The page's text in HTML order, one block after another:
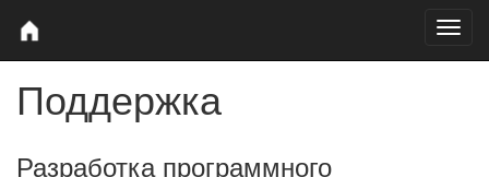
Поддержка
Разработка программного